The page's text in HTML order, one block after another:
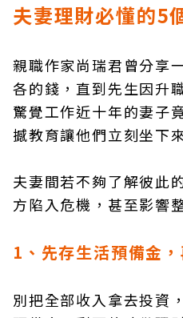
夫妻理財必懂的5
親職作家尚瑞君曾分享
各的錢，直到先生因升
驚覺工作近十年的妻子
撼教育讓他們立刻坐下
夫妻間若不夠了解彼此
方陷入危機，甚至影響
1、先存生活預備金
別把全部收入拿去投資